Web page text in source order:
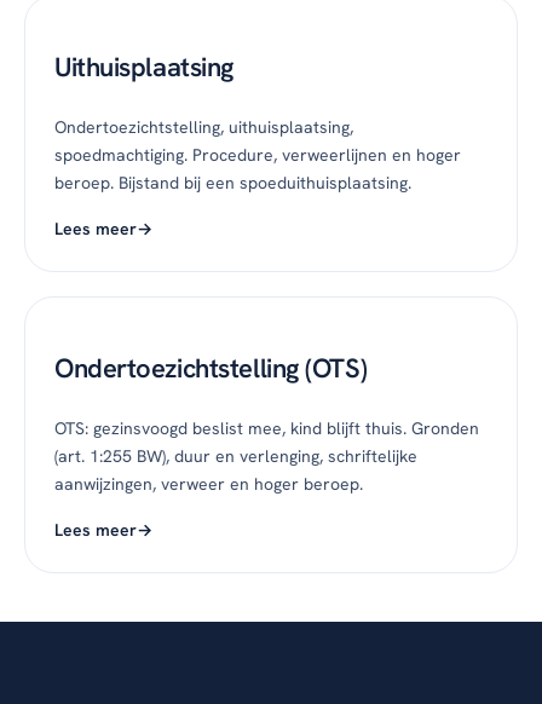
Uithuisplaatsing
Ondertoezichtstelling, uithuisplaatsing,
spoedmachtiging. Procedure, verweerlijnen en hoger
beroep. Bijstand bij een spoeduithuisplaatsing.
Lees meer
Ondertoezichtstelling (OTS)
OTS: gezinsvoogd beslist mee, kind blijft thuis. Gronden
(art. 1:255 BW), duur en verlenging, schriftelijke
aanwijzingen, verweer en hoger beroep.
Lees meer